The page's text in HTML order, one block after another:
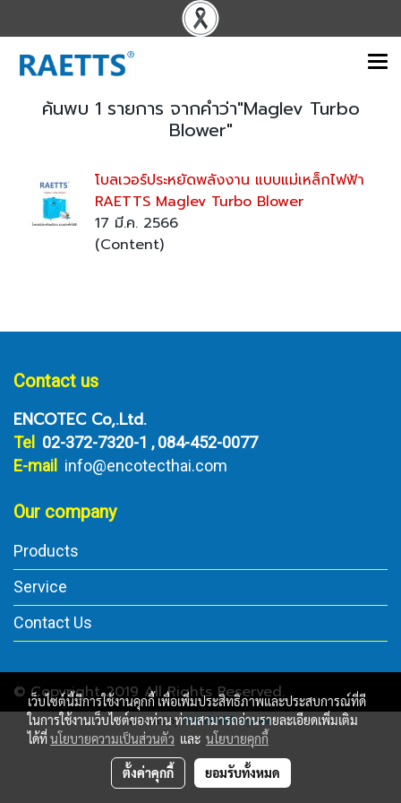
ค้นพบ 1 รายการ จากคำว่า"Maglev Turbo
Blower"
โบลเวอร์ประหยัดพลังงาน แบบแม่เหล็กไฟฟ้า
RAETTS Maglev Turbo Blower
17 มี.ค. 2566
(Content)
Contact us
ENCOTEC Co,.Ltd.
Tel 02-372-7320-1 , 084-452-0077
E-mail
info@encotecthai.com
Our company
Products
Service
Contact Us
© Copyright 2019 All Rights Reserved.
Powered byMakeWebEasy.com
เว็บไซต์นี้มีการใช้งานคุกกี้ เพื่อเพิ่มประสิทธิภาพและประสบการณ์ที่ดี
ในการใช้งานเว็บไซต์ของท่าน ท่านสามารถอ่านรายละเอียดเพิ่มเติม
ได้ที่นโยบายความเป็นส่วนตัว และ นโยบายคุกกี้
ตั้งค่าคุกกี้ ยอมรับทั้งหมด